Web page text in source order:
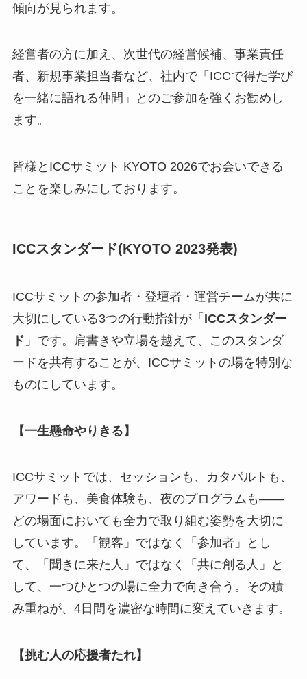
傾向が見られます。
経営者の方に加え、次世代の経営候補、事業責任
者、新規事業担当者など、社内で「ICCで得た学び
を一緒に語れる仲間」とのご参加を強くお勧めし
ます。
皆様とICCサミット KYOTO 2026でお会いできる
ことを楽しみにしております。
ICCスタンダード(KYOTO 2023発表)
ICCサミットの参加者・登壇者・運営チームが共に
大切にしている3つの行動指針が「 ICCスタンダー
ド 」です。肩書きや立場を越えて、このスタンダ
ードを共有することが、ICCサミットの場を特別な
ものにしています。
【一生懸命やりきる】
ICCサミットでは、セッションも、カタパルトも、
アワードも、美食体験も、夜のプログラムも——
どの場面においても全力で取り組む姿勢を大切に
しています。「観客」ではなく「参加者」とし
て、「聞きに来た人」ではなく「共に創る人」と
して、一つひとつの場に全力で向き合う。その積
み重ねが、4日間を濃密な時間に変えていきます。
【挑む人の応援者たれ】